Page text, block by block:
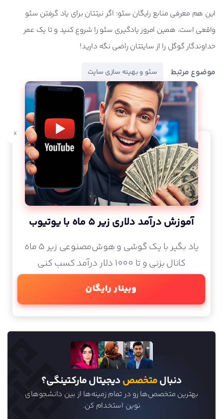
این هم معرفی منابع رایگان سئو؛ اگر نیتتان برای یاد گرفتن سئو
واقعی است، همین امروز یادگیری سئو را شروع کنید و تا یک عمر
خداوندگار گوگل را از سایتتان راضی نگه دارید!
موضوع مرتبط سئو و بهینه سازی سایت
x
آموزش درآمد دلاری زیر 5 ماه با یوتیوب
یاد بگیر با یک گوشی و هوش‌مصنوعی زیر 5 ماه
کانال بزنی و تا 1000 دلار درآمد کسب کنی
وبینار رایگان
دنبالمتخصصدیجیتال مارکتینگی؟
بهترین متخصص‌ها رو در تمام زمینه‌ها از بین دانشجو‌های
نوین استخدام کن.